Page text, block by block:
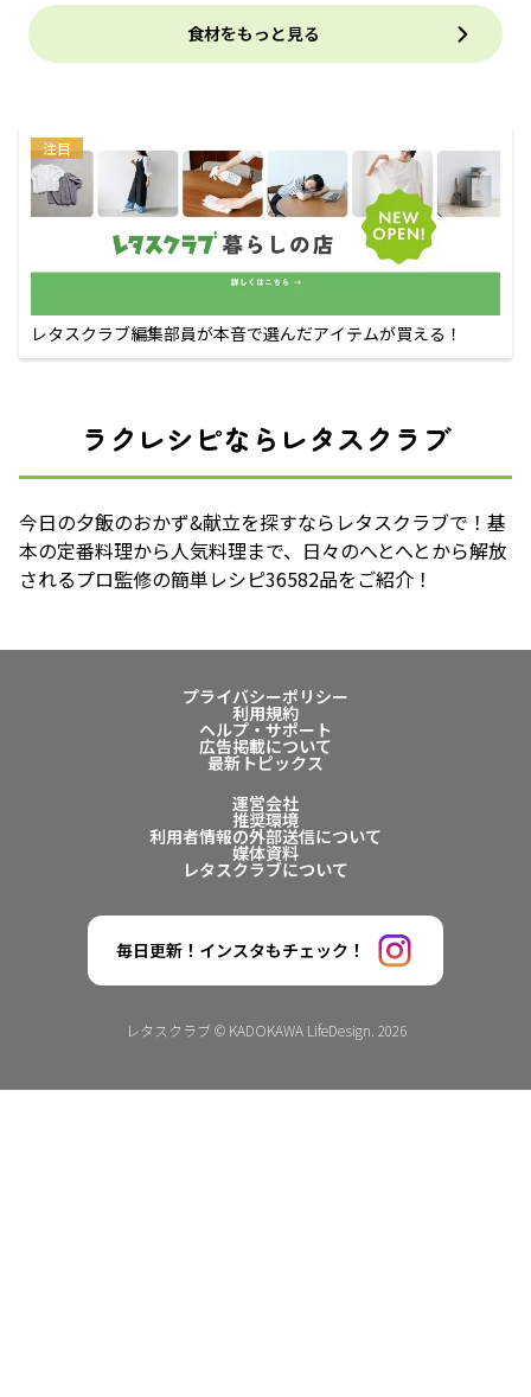
食材をもっと見る
注目
レタスクラブ編集部員が本音で選んだアイテムが買える！
ラクレシピならレタスクラブ
今日の夕飯のおかず&献立を探すならレタスクラブで！基
本の定番料理から人気料理まで、日々のへとへとから解放
されるプロ監修の簡単レシピ36582品をご紹介！
プライバシーポリシー
利用規約
ヘルプ・サポート
広告掲載について
最新トピックス
運営会社
推奨環境
利用者情報の外部送信について
媒体資料
レタスクラブについて
毎日更新！インスタもチェック！
レタスクラブ © KADOKAWA LifeDesign. 2026